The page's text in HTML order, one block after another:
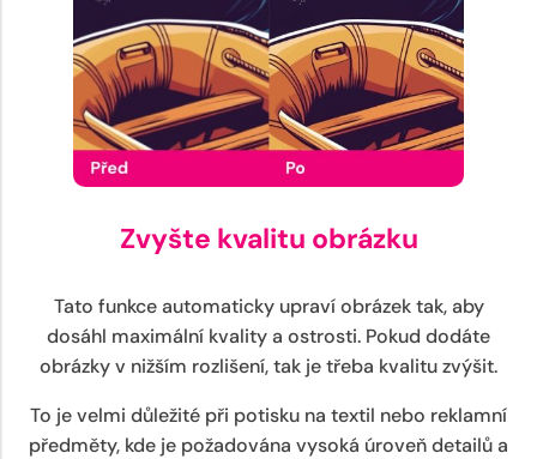
Zvyšte kvalitu obrázku
Tato funkce automaticky upraví obrázek tak, aby
dosáhl maximální kvality a ostrosti. Pokud dodáte
obrázky v nižším rozlišení, tak je třeba kvalitu zvýšit.
To je velmi důležité při potisku na textil nebo reklamní
předměty, kde je požadována vysoká úroveň detailů a